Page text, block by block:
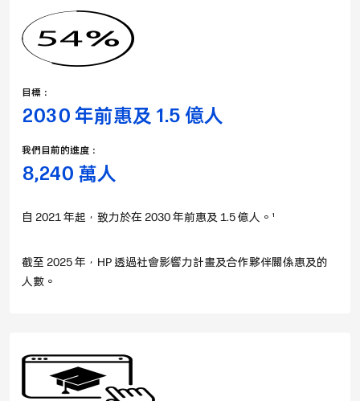
目標：
2030 年前惠及 1.5 億人
我們目前的進度：
8,240 萬人
自 2021 年起，致力於在 2030 年前惠及 1.5 億人。 1
截至 2025 年，HP 透過社會影響力計畫及合作夥伴關係惠及的
人數。